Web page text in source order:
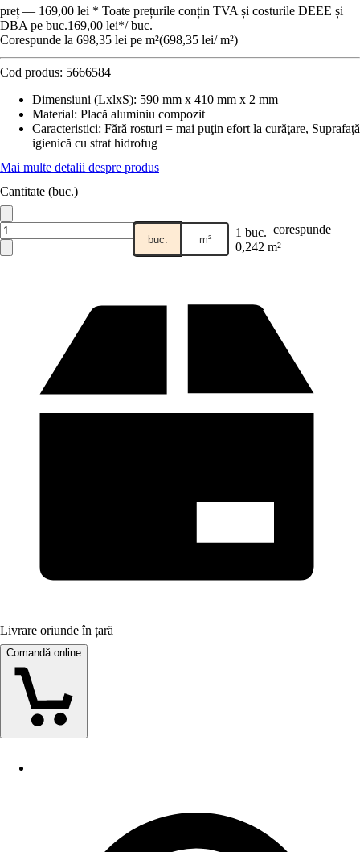
preț — 169,00 lei * Toate prețurile conțin TVA și costurile DEEE și
DBA pe buc.169,00 lei*/ buc.
Corespunde la 698,35 lei pe m²(698,35 lei/ m²)
Cod produs: 5666584
Dimensiuni (LxlxS): 590 mm x 410 mm x 2 mm
Material: Placă aluminiu compozit
Caracteristici: Fără rosturi = mai puţin efort la curăţare, Suprafaţă
igienică cu strat hidrofug
Mai multe detalii despre produs
Cantitate (buc.)
buc. m² 1 buc. corespunde
0,242 m²
Livrare oriunde în țară
Comandă online